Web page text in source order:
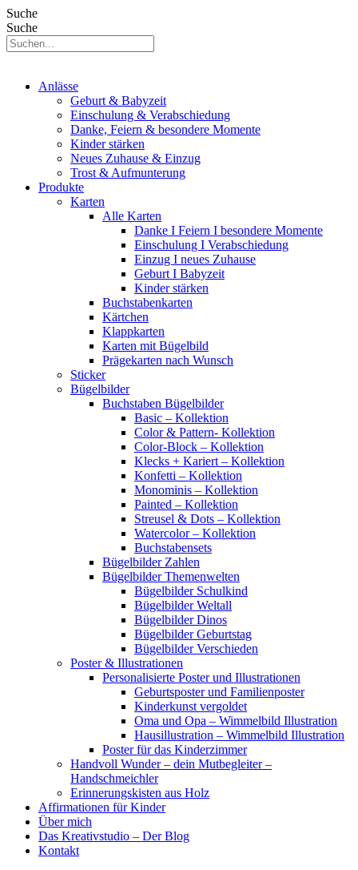
Suche
Suche
Anlässe
Geburt & Babyzeit
Einschulung & Verabschiedung
Danke, Feiern & besondere Momente
Kinder stärken
Neues Zuhause & Einzug
Trost & Aufmunterung
Produkte
Karten
Alle Karten
Danke I Feiern I besondere Momente
Einschulung I Verabschiedung
Einzug I neues Zuhause
Geburt I Babyzeit
Kinder stärken
Buchstabenkarten
Kärtchen
Klappkarten
Karten mit Bügelbild
Prägekarten nach Wunsch
Sticker
Bügelbilder
Buchstaben Bügelbilder
Basic – Kollektion
Color & Pattern- Kollektion
Color-Block – Kollektion
Klecks + Kariert – Kollektion
Konfetti – Kollektion
Monominis – Kollektion
Painted – Kollektion
Streusel & Dots – Kollektion
Watercolor – Kollektion
Buchstabensets
Bügelbilder Zahlen
Bügelbilder Themenwelten
Bügelbilder Schulkind
Bügelbilder Weltall
Bügelbilder Dinos
Bügelbilder Geburtstag
Bügelbilder Verschieden
Poster & Illustrationen
Personalisierte Poster und Illustrationen
Geburtsposter und Familienposter
Kinderkunst vergoldet
Oma und Opa – Wimmelbild Illustration
Hausillustration – Wimmelbild Illustration
Poster für das Kinderzimmer
Handvoll Wunder – dein Mutbegleiter –
Handschmeichler
Erinnerungskisten aus Holz
Affirmationen für Kinder
Über mich
Das Kreativstudio – Der Blog
Kontakt